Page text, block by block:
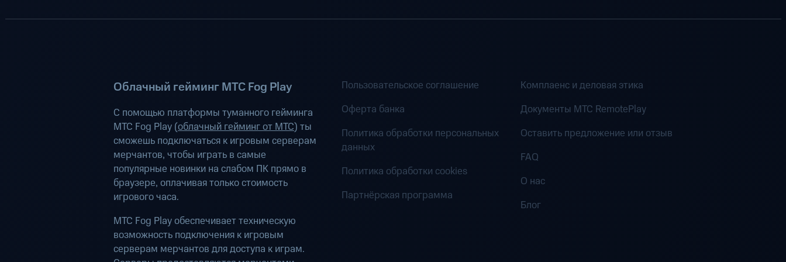
Облачный гейминг МТС Fog Play
С помощью платформы туманного гейминга
МТС Fog Play (облачный гейминг от МТС) ты
сможешь подключаться к игровым серверам
мерчантов, чтобы играть в самые
популярные новинки на слабом ПК прямо в
браузере, оплачивая только стоимость
игрового часа.
МТС Fog Play обеспечивает техническую
возможность подключения к игровым
серверам мерчантов для доступа к играм.
Пользовательское соглашение
Оферта банка
Политика обработки персональных
данных
Политика обработки cookies
Партнёрская программа
Комплаенс и деловая этика
Документы MTC RemotePlay
Оставить предложение или отзыв
FAQ
О нас
Блог